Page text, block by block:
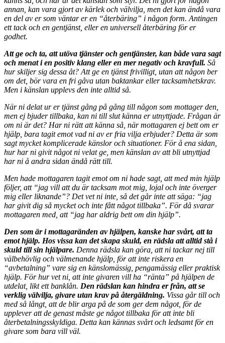
annan, kan vara gjort av kärlek och välvilja, men det kan ändå vara
en del av er som väntar er en “återbäring” i någon form. Antingen
ett tack och en gentjänst, eller en universell återbäring för er
godhet.
Att ge och ta, att utöva tjänster och gentjänster, kan både vara sagt
och menat i en positiv klang eller en mer negativ och kravfull. Så
hur skiljer sig dessa åt? Att ge en tjänst frivilligt, utan att någon ber
om det, bör vara en fri gåva utan baktankar eller tacksamhetskrav.
Men i känslan upplevs den inte alltid så.
När ni delat ur er tjänst gång på gång till någon som mottager den,
men ej bjuder tillbaka, kan ni till slut känna er utnyttjade. Frågan är
om ni är det? Har ni rätt att känna så, när mottagaren ej bett om er
hjälp, bara tagit emot vad ni av er fria vilja erbjuder? Detta är som
sagt mycket komplicerade känslor och situationer. För å ena sidan,
hur har ni givit något ni velat ge, men känslan av att bli utnyttjad
har ni å andra sidan ändå rätt till.
Men hade mottagaren tagit emot om ni hade sagt, att med min hjälp
följer, att “jag vill att du är tacksam mot mig, lojal och inte överger
mig eller liknande”? Det vet ni inte, så det går inte att säga: “jag
har givit dig så mycket och inte fått något tillbaka”. För då svarar
mottagaren med, att “jag har aldrig bett om din hjälp”.
Den som är i mottagaränden av hjälpen, kanske har svårt, att ta
emot hjälp. Hos vissa kan det skapa skuld, en rädsla att alltid stå i
skuld till sin hjälpare. Denna rädsla kan göra, att ni tackar nej till
välbehövlig och välmenande hjälp, för att inte riskera en
“avbetalning” vare sig en känslomässig, pengamässig eller praktisk
hjälp. För hur vet ni, att inte givaren vill ha “ränta” på hjälpen de
utdelat, likt ett banklån. Den rädslan kan hindra er från, att se
verklig välvilja, givare utan krav på återgäldning. Vissa går till och
med så långt, att de blir arga på de som ger dem något, för de
upplever att de genast måste ge något tillbaka för att inte bli
återbetalningsskyldiga. Detta kan kännas svårt och ledsamt för en
givare som bara vill väl.